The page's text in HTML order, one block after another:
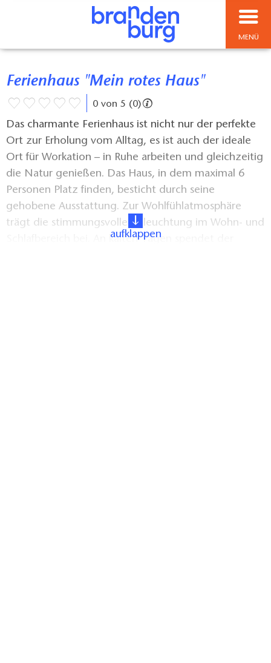
MENÜ
Ferienhaus "Mein rotes Haus"
0 von 5 (0)
Das charmante Ferienhaus ist nicht nur der perfekte
Ort zur Erholung vom Alltag, es ist auch der ideale
Ort für Workation – in Ruhe arbeiten und gleichzeitig
die Natur genießen. Das Haus, in dem maximal 6
Personen Platz finden, besticht durch seine
gehobene Ausstattung. Zur Wohlfühlatmosphäre
trägt die stimmungsvolle Beleuchtung im Wohn- und
Schlafbereich bei. An kalten Tagen spendet der
aufklappen